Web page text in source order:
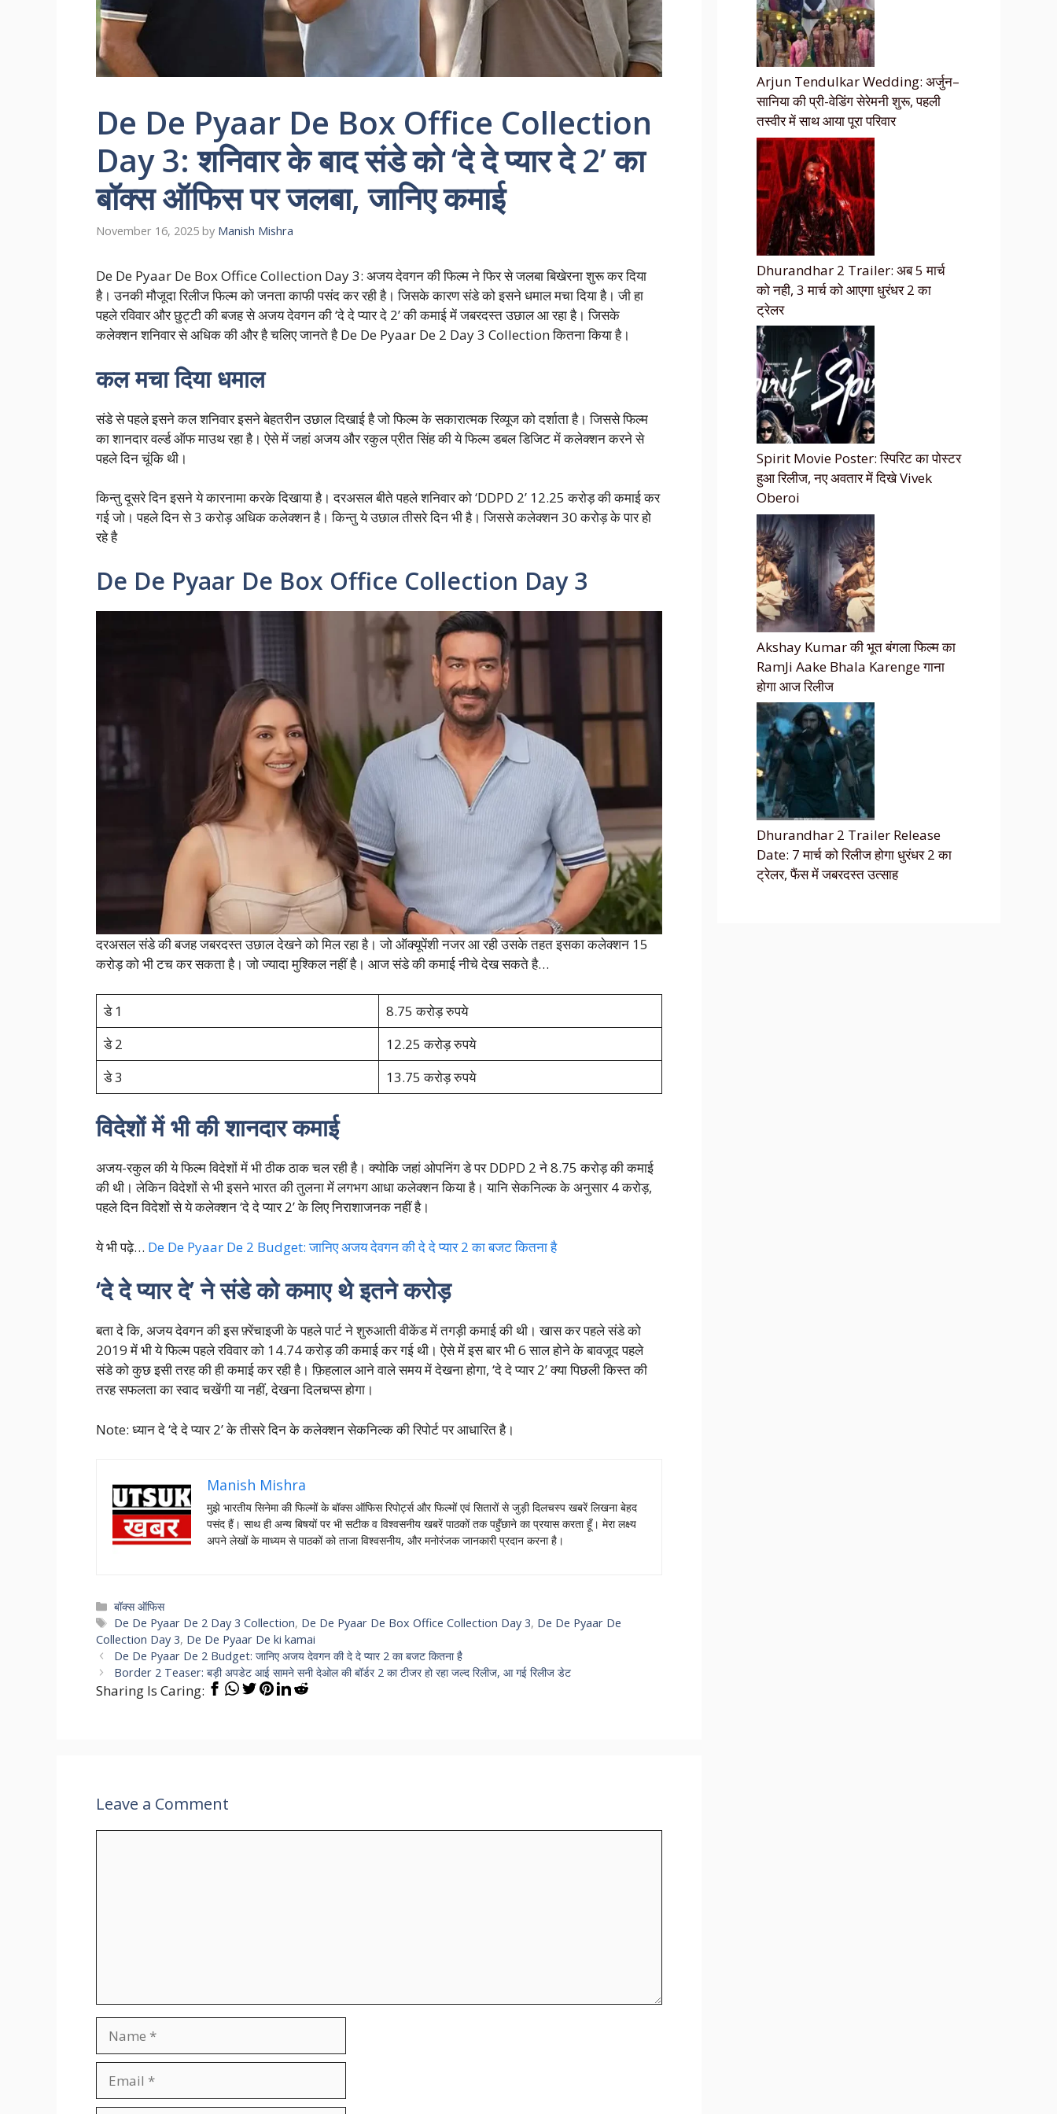
De De Pyaar De Box Office Collection
Day 3: शनिवार के बाद संडे को ‘दे दे प्यार दे 2’ का
बॉक्स ऑफिस पर जलबा, जानिए कमाई
November 16, 2025 by Manish Mishra
De De Pyaar De Box Office Collection Day 3: अजय देवगन की फिल्म ने फिर से जलबा बिखेरना शुरू कर दिया
है। उनकी मौजूदा रिलीज फिल्म को जनता काफी पसंद कर रही है। जिसके कारण संडे को इसने धमाल मचा दिया है। जी हा
पहले रविवार और छुट्टी की बजह से अजय देवगन की ‘दे दे प्यार दे 2’ की कमाई में जबरदस्त उछाल आ रहा है। जिसके
कलेक्शन शनिवार से अधिक की और है चलिए जानते है De De Pyaar De 2 Day 3 Collection कितना किया है।
कल मचा दिया धमाल
संडे से पहले इसने कल शनिवार इसने बेहतरीन उछाल दिखाई है जो फिल्म के सकारात्मक रिव्यूज को दर्शाता है। जिससे फिल्म
का शानदार वर्ल्ड ऑफ माउथ रहा है। ऐसे में जहां अजय और रकुल प्रीत सिंह की ये फिल्म डबल डिजिट में कलेक्शन करने से
पहले दिन चूंकि थी।
किन्तु दूसरे दिन इसने ये कारनामा करके दिखाया है। दरअसल बीते पहले शनिवार को ‘DDPD 2’ 12.25 करोड़ की कमाई कर
गई जो। पहले दिन से 3 करोड़ अधिक कलेक्शन है। किन्तु ये उछाल तीसरे दिन भी है। जिससे कलेक्शन 30 करोड़ के पार हो
रहे है
De De Pyaar De Box Office Collection Day 3
दरअसल संडे की बजह जबरदस्त उछाल देखने को मिल रहा है। जो ऑक्यूपेंशी नजर आ रही उसके तहत इसका कलेक्शन 15
करोड़ को भी टच कर सकता है। जो ज्यादा मुश्किल नहीं है। आज संडे की कमाई नीचे देख सकते है…
डे 1
8.75 करोड़ रुपये
डे 2
12.25 करोड़ रुपये
डे 3
13.75 करोड़ रुपये
विदेशों में भी की शानदार कमाई
अजय-रकुल की ये फिल्म विदेशों में भी ठीक ठाक चल रही है। क्योकि जहां ओपनिंग डे पर DDPD 2 ने 8.75 करोड़ की कमाई
की थी। लेकिन विदेशों से भी इसने भारत की तुलना में लगभग आधा कलेक्शन किया है। यानि सेकनिल्क के अनुसार 4 करोड़,
पहले दिन विदेशों से ये कलेक्शन ‘दे दे प्यार 2’ के लिए निराशाजनक नहीं है।
ये भी पढ़े… De De Pyaar De 2 Budget: जानिए अजय देवगन की दे दे प्यार 2 का बजट कितना है
‘दे दे प्यार दे’ ने संडे को कमाए थे इतने करोड़
बता दे कि, अजय देवगन की इस फ़्रेंचाइजी के पहले पार्ट ने शुरुआती वीकेंड में तगड़ी कमाई की थी। खास कर पहले संडे को
2019 में भी ये फिल्म पहले रविवार को 14.74 करोड़ की कमाई कर गई थी। ऐसे में इस बार भी 6 साल होने के बावजूद पहले
संडे को कुछ इसी तरह की ही कमाई कर रही है। फ़िहलाल आने वाले समय में देखना होगा, ‘दे दे प्यार 2’ क्या पिछली किस्त की
तरह सफलता का स्वाद चखेंगी या नहीं, देखना दिलचप्स होगा।
Note: ध्यान दे ‘दे दे प्यार 2’ के तीसरे दिन के कलेक्शन सेकनिल्क की रिपोर्ट पर आधारित है।
Manish Mishra
मुझे भारतीय सिनेमा की फिल्मों के बॉक्स ऑफिस रिपोर्ट्स और फिल्मों एवं सितारों से जुड़ी दिलचस्प खबरें लिखना बेहद
पसंद हैं। साथ ही अन्य बिषयों पर भी सटीक व विश्वसनीय खबरें पाठकों तक पहुँछाने का प्रयास करता हूँ। मेरा लक्ष्य
अपने लेखों के माध्यम से पाठकों को ताजा विश्वसनीय, और मनोरंजक जानकारी प्रदान करना है।
Categories
बॉक्स ऑफिस
Tags
De De Pyaar De 2 Day 3 Collection, De De Pyaar De Box Office Collection Day 3, De De Pyaar De
Collection Day 3, De De Pyaar De ki kamai
De De Pyaar De 2 Budget: जानिए अजय देवगन की दे दे प्यार 2 का बजट कितना है
Border 2 Teaser: बड़ी अपडेट आई सामने सनी देओल की बॉर्डर 2 का टीजर हो रहा जल्द रिलीज, आ गई रिलीज डेट
Sharing Is Caring:
Leave a Comment
Arjun Tendulkar Wedding: अर्जुन–
सानिया की प्री-वेडिंग सेरेमनी शुरू, पहली
तस्वीर में साथ आया पूरा परिवार
Dhurandhar 2 Trailer: अब 5 मार्च
को नही, 3 मार्च को आएगा धुरंधर 2 का
ट्रेलर
Spirit Movie Poster: स्पिरिट का पोस्टर
हुआ रिलीज, नए अवतार में दिखे Vivek
Oberoi
Akshay Kumar की भूत बंगला फिल्म का
RamJi Aake Bhala Karenge गाना
होगा आज रिलीज
Dhurandhar 2 Trailer Release
Date: 7 मार्च को रिलीज होगा धुरंधर 2 का
ट्रेलर, फैंस में जबरदस्त उत्साह